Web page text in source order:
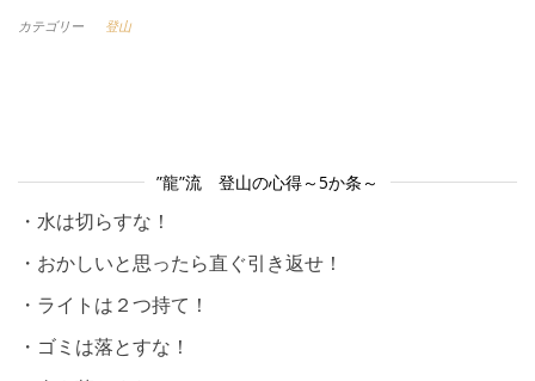
カテゴリー 登山
”龍”流 登山の心得～5か条～
・水は切らすな！
・おかしいと思ったら直ぐ引き返せ！
・ライトは２つ持て！
・ゴミは落とすな！